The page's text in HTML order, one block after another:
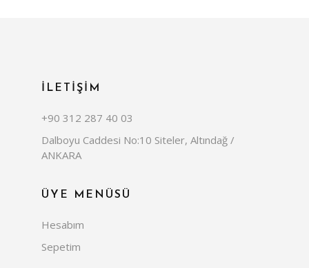
İLETİŞİM
+90 312 287 40 03
Dalboyu Caddesi No:10 Siteler, Altındağ /
ANKARA
ÜYE MENÜSÜ
Hesabım
Sepetim